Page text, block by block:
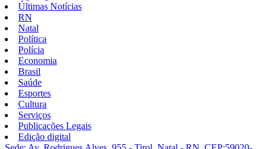
Últimas Notícias
RN
Natal
Política
Polícia
Economia
Brasil
Saúde
Esportes
Cultura
Serviços
Publicações Legais
Edição digital